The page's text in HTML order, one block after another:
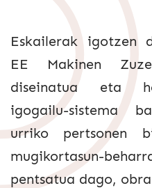
Eskailerak igotzen
EE Makinen
diseinatua eta
igogailu-sistema
urriko pertsonen
mugikortasun-
pentsatua dago,